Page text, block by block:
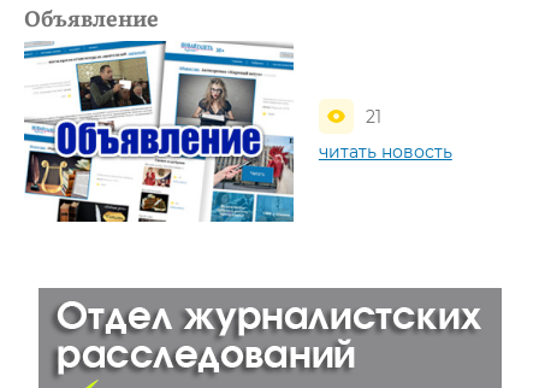
Объявление
21
читать новость